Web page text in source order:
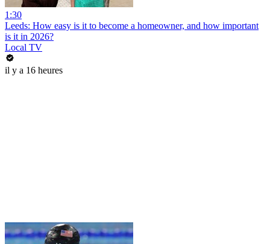
1:30
Leeds: How easy is it to become a homeowner, and how important
is it in 2026?
Local TV
il y a 16 heures